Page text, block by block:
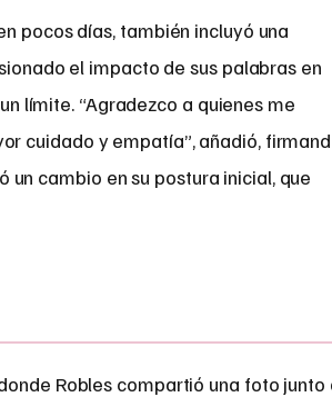
pocos días, también incluyó una
el impacto de sus palabras en
límite. “Agradezco a quienes me
cuidado y empatía”, añadió,
un cambio en su postura inicial, que
Robles compartió una foto junto